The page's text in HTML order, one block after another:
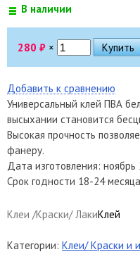
В наличии
280 ₽ ×
Добавить к сравнению
Универсальный клей ПВА
высыхании становится
Высокая прочность
фанеру.
Дата изготовления: ноябрь
Срок годности 18-24
Клеи /Краски/ ЛакиКлей
Категории: Клеи/ Краски и